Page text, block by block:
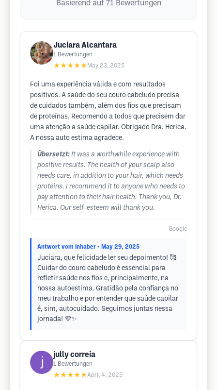
Basierend auf 71 Bewertungen
Juciara Alcantara
1 Bewertungen
★★★★★ May 23, 2025
Foi uma experiência válida e com resultados
positivos. A saúde do seu couro cabeludo precisa
de cuidados também, além dos fios que precisam
de proteínas. Recomendo a todos que precisem dar
uma atenção a saúde capilar. Obrigado Dra. Herica.
A nossa auto estima agradece.
Übersetzt: It was a worthwhile experience with
positive results. The health of your scalp also
needs care, in addition to your hair, which needs
proteins. I recommend it to anyone who needs to
pay attention to their hair health. Thank you, Dr.
Herica. Our self-esteem will thank you.
Google
Antwort vom Inhaber • May 29, 2025
Juciara, que felicidade ler seu depoimento! 🥰
Cuidar do couro cabeludo é essencial para
refletir saúde nos fios e, principalmente, na
nossa autoestima. Gratidão pela confiança no
meu trabalho e por entender que saúde capilar
é, sim, autocuidado. Seguimos juntas nessa
jornada! 💜✨
jully correia
1 Bewertungen
★★★★★April 4, 2025